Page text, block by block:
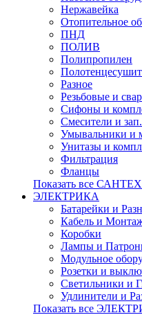
Нержавейка
Отопительное
ПНД
ПОЛИВ
Полипропилен
Разное
Резьбовые и
Сифоны и
Смесители и
Умывальники и
Унитазы и
Фильтрация
Фланцы
Показать все
ЭЛЕКТРИКА
Батарейки и
Кабель и
Коробки
Лампы и
Модульное
Розетки и
Светильники и
Удлинители и
Показать все